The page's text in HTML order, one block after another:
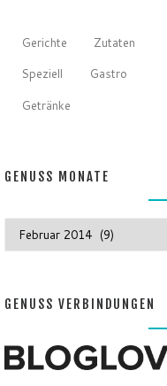
Gerichte
Zutaten
Speziell
Gastro
Getränke
GENUSS MONATE
GENUSS VERBINDUNGEN